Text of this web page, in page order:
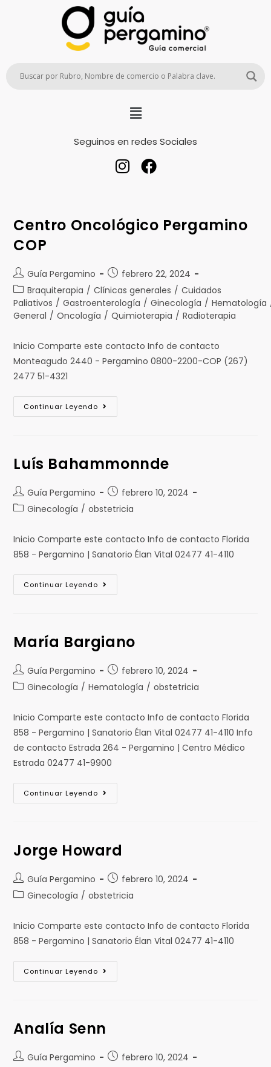
Seguinos en redes Sociales
Centro Oncológico Pergamino
COP
Guía Pergamino
febrero 22, 2024
Braquiterapia / Clínicas generales / Cuidados
Paliativos / Gastroenterología / Ginecología / Hematología
General / Oncología / Quimioterapia / Radioterapia
Inicio Comparte este contacto Info de contacto
Monteagudo 2440 - Pergamino 0800-2200-COP (267)
2477 51-4321
Continuar Leyendo
Luís Bahammonnde
Guía Pergamino
febrero 10, 2024
Ginecología / obstetricia
Inicio Comparte este contacto Info de contacto Florida
858 - Pergamino | Sanatorio Élan Vital 02477 41-4110
Continuar Leyendo
María Bargiano
Guía Pergamino
febrero 10, 2024
Ginecología / Hematología / obstetricia
Inicio Comparte este contacto Info de contacto Florida
858 - Pergamino | Sanatorio Élan Vital 02477 41-4110 Info
de contacto Estrada 264 - Pergamino | Centro Médico
Estrada 02477 41-9900
Continuar Leyendo
Jorge Howard
Guía Pergamino
febrero 10, 2024
Ginecología / obstetricia
Inicio Comparte este contacto Info de contacto Florida
858 - Pergamino | Sanatorio Élan Vital 02477 41-4110
Continuar Leyendo
Analía Senn
Guía Pergamino
febrero 10, 2024